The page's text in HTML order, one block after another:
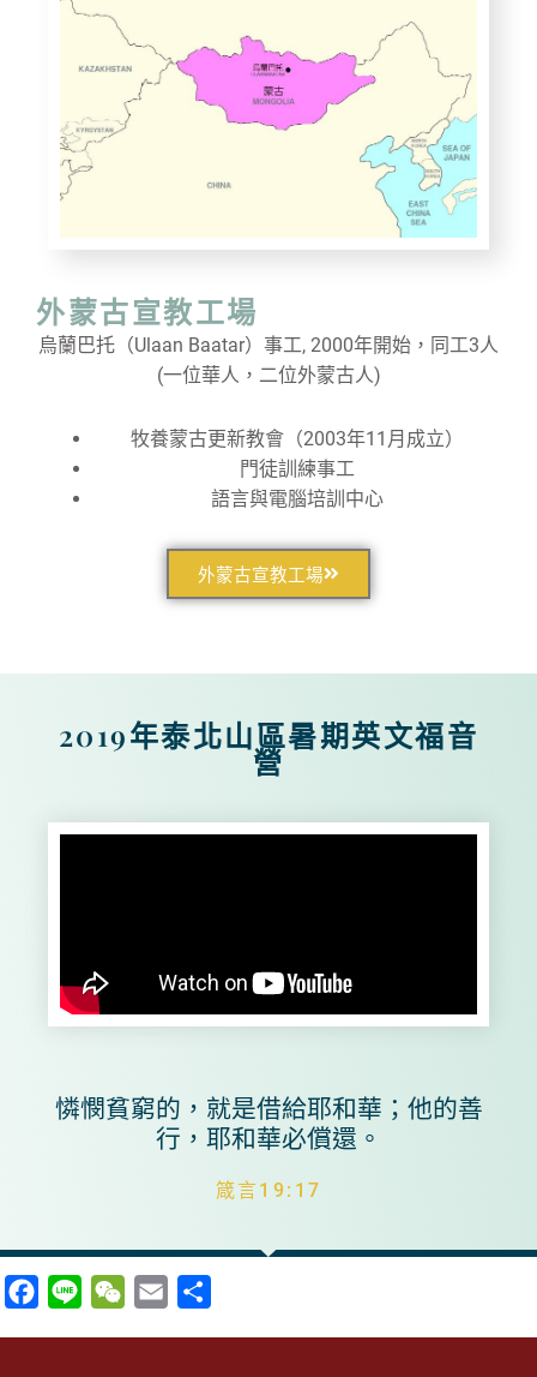
外蒙古宣教工場
烏蘭巴托（Ulaan Baatar）事工, 2000年開始，同工3人
(一位華人，二位外蒙古人)
牧養蒙古更新教會（2003年11月成立）
門徒訓練事工
語言與電腦培訓中心
外蒙古宣教工場​
2019年泰北山區暑期英文福音
營
憐憫貧窮的，就是借給耶和華；他的善
行，耶和華必償還。
箴言19:17
Facebook
Line WeChat
Email